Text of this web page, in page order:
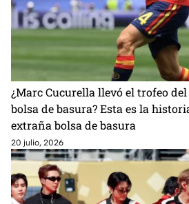
¿Marc Cucurella llevó el trofeo
bolsa de basura? Esta es la
extraña bolsa de basura
20 julio, 2026